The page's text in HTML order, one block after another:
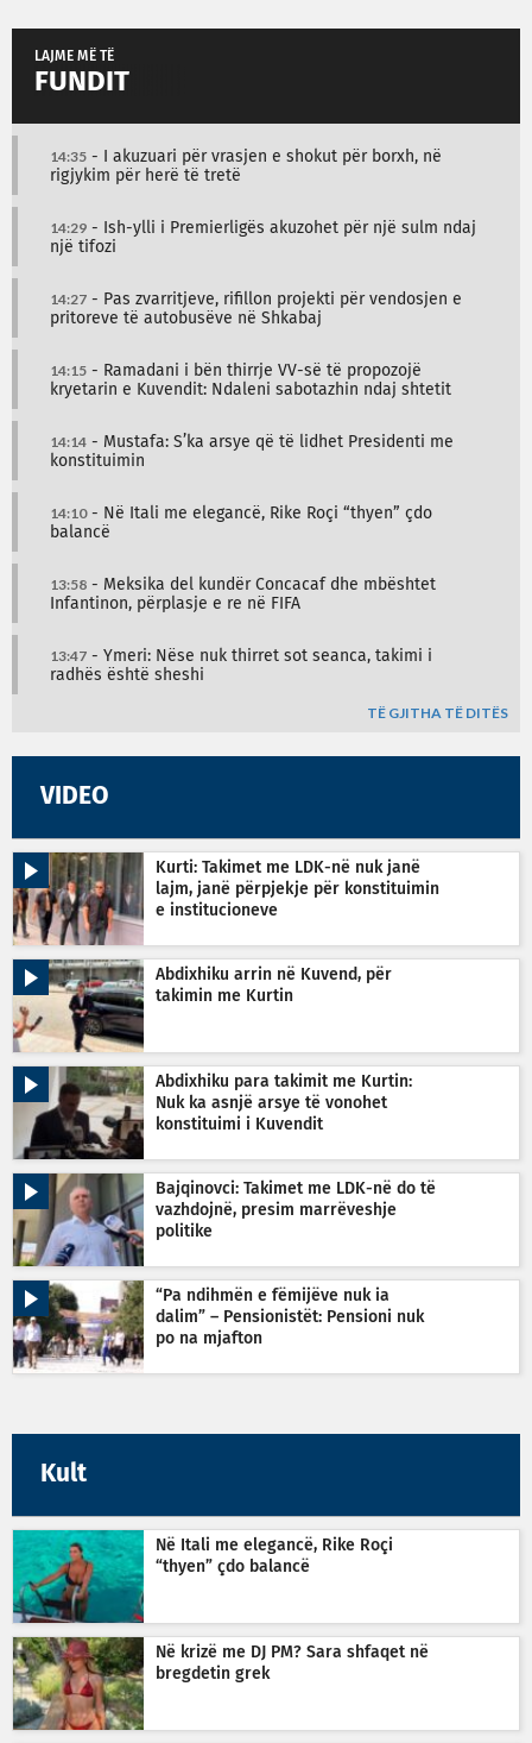
LAJME MË TË
FUNDIT
14:35 - I akuzuari për vrasjen e shokut për borxh, në
rigjykim për herë të tretë
14:29 - Ish-ylli i Premierligës akuzohet për një sulm ndaj
një tifozi
14:27 - Pas zvarritjeve, rifillon projekti për vendosjen e
pritoreve të autobusëve në Shkabaj
14:15 - Ramadani i bën thirrje VV-së të propozojë
kryetarin e Kuvendit: Ndaleni sabotazhin ndaj shtetit
14:14 - Mustafa: S’ka arsye që të lidhet Presidenti me
konstituimin
14:10- Në Itali me elegancë, Rike Roçi “thyen” çdo
balancë
13:58 - Meksika del kundër Concacaf dhe mbështet
Infantinon, përplasje e re në FIFA
13:47 - Ymeri: Nëse nuk thirret sot seanca, takimi i
radhës është sheshi
TË GJITHA TË DITËS
VIDEO
Kurti: Takimet me LDK-në nuk janë
lajm, janë përpjekje për konstituimin
e institucioneve
Abdixhiku arrin në Kuvend, për
takimin me Kurtin
Abdixhiku para takimit me Kurtin:
Nuk ka asnjë arsye të vonohet
konstituimi i Kuvendit
Bajqinovci: Takimet me LDK-në do të
vazhdojnë, presim marrëveshje
politike
“Pa ndihmën e fëmijëve nuk ia
dalim” – Pensionistët: Pensioni nuk
po na mjafton
Kult
Në Itali me elegancë, Rike Roçi
“thyen” çdo balancë
Në krizë me DJ PM? Sara shfaqet në
bregdetin grek